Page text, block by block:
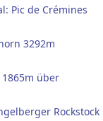
Pic de Crémines
3292m
über
Rockstock